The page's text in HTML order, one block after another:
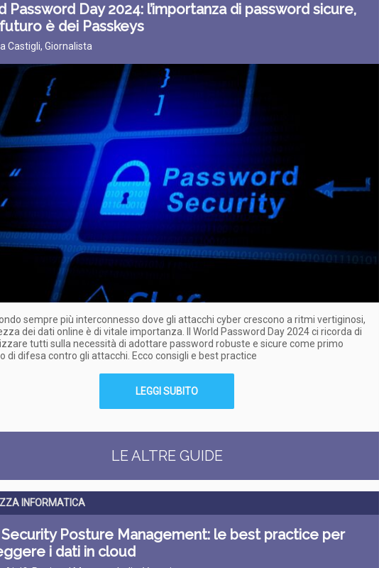
Password Day 2024: l’importanza di password sicure,
è dei Passkeys
Castigli, Giornalista
sempre più interconnesso dove gli attacchi cyber crescono a ritmi vertiginosi,
dei dati online è di vitale importanza. Il World Password Day 2024 ci ricorda di
tutti sulla necessità di adottare password robuste e sicure come primo
di difesa contro gli attacchi. Ecco consigli e best practice
LEGGI SUBITO
LE ALTRE GUIDE
INFORMATICA
Security Posture Management: le best practice per
i dati in cloud